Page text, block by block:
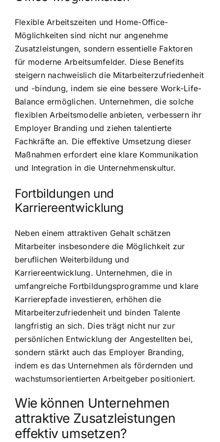
Flexible Arbeitszeiten und Home-Office-
Möglichkeiten sind nicht nur angenehme
Zusatzleistungen, sondern essentielle Faktoren
für moderne Arbeitsumfelder. Diese Benefits
steigern nachweislich die Mitarbeiterzufriedenheit
und -bindung, indem sie eine bessere Work-Life-
Balance ermöglichen. Unternehmen, die solche
flexiblen Arbeitsmodelle anbieten, verbessern ihr
Employer Branding und ziehen talentierte
Fachkräfte an. Die effektive Umsetzung dieser
Maßnahmen erfordert eine klare Kommunikation
und Integration in die Unternehmenskultur.
Fortbildungen und
Karriereentwicklung
Neben einem attraktiven Gehalt schätzen
Mitarbeiter insbesondere die Möglichkeit zur
beruflichen Weiterbildung und
Karriereentwicklung. Unternehmen, die in
umfangreiche Fortbildungsprogramme und klare
Karrierepfade investieren, erhöhen die
Mitarbeiterzufriedenheit und binden Talente
langfristig an sich. Dies trägt nicht nur zur
persönlichen Entwicklung der Angestellten bei,
sondern stärkt auch das Employer Branding,
indem es das Unternehmen als fördernden und
wachstumsorientierten Arbeitgeber positioniert.
Wie können Unternehmen
attraktive Zusatzleistungen
effektiv umsetzen?